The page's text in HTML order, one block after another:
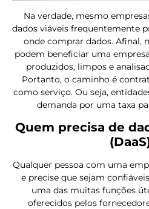
Na verdade, mesmo
dados viáveis frequentemente
onde comprar dados. Afinal,
podem beneficiar uma
produzidos, limpos e
Portanto, o caminho é
como serviço. Ou seja,
demanda por uma taxa
Quem precisa de
Qualquer pessoa com uma
e precise que sejam
uma das muitas funções
oferecidos pelos